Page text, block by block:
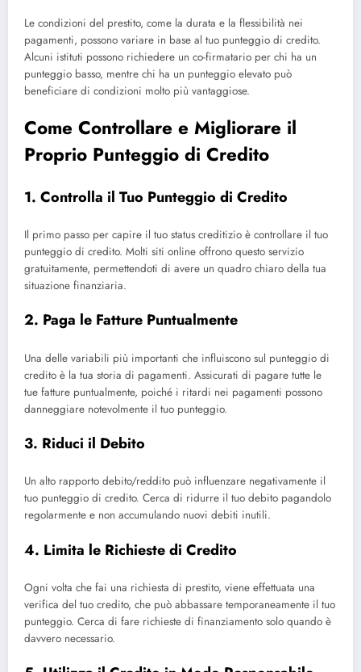
Le condizioni del prestito, come la durata e la flessibilità nei
pagamenti, possono variare in base al tuo punteggio di credito.
Alcuni istituti possono richiedere un co-firmatario per chi ha un
punteggio basso, mentre chi ha un punteggio elevato può
beneficiare di condizioni molto più vantaggiose.
Come Controllare e Migliorare il
Proprio Punteggio di Credito
1. Controlla il Tuo Punteggio di Credito
Il primo passo per capire il tuo status creditizio è controllare il tuo
punteggio di credito. Molti siti online offrono questo servizio
gratuitamente, permettendoti di avere un quadro chiaro della tua
situazione finanziaria.
2. Paga le Fatture Puntualmente
Una delle variabili più importanti che influiscono sul punteggio di
credito è la tua storia di pagamenti. Assicurati di pagare tutte le
tue fatture puntualmente, poiché i ritardi nei pagamenti possono
danneggiare notevolmente il tuo punteggio.
3. Riduci il Debito
Un alto rapporto debito/reddito può influenzare negativamente il
tuo punteggio di credito. Cerca di ridurre il tuo debito pagandolo
regolarmente e non accumulando nuovi debiti inutili.
4. Limita le Richieste di Credito
Ogni volta che fai una richiesta di prestito, viene effettuata una
verifica del tuo credito, che può abbassare temporaneamente il tuo
punteggio. Cerca di fare richieste di finanziamento solo quando è
davvero necessario.